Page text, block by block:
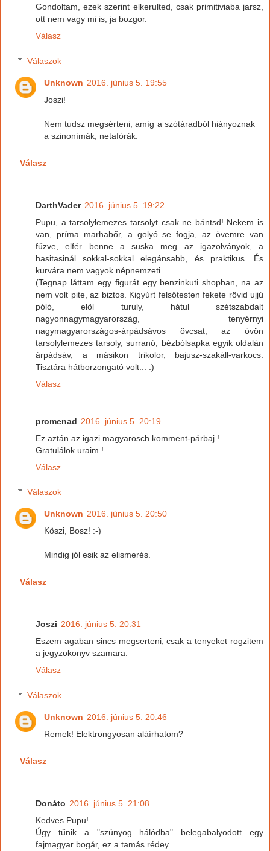
Gondoltam, ezek szerint elkerulted, csak primitiviaba jarsz,
ott nem vagy mi is, ja bozgor.
Válasz
Válaszok
Unknown 2016. június 5. 19:55
Joszi!
Nem tudsz megsérteni, amíg a szótáradból hiányoznak
a szinonímák, netafórák.
Válasz
DarthVader 2016. június 5. 19:22
Pupu, a tarsolylemezes tarsolyt csak ne bántsd! Nekem is
van, príma marhabőr, a golyó se fogja, az övemre van
fűzve, elfér benne a suska meg az igazolványok, a
hasitasinál sokkal-sokkal elegánsabb, és praktikus. És
kurvára nem vagyok népnemzeti.
(Tegnap láttam egy figurát egy benzinkuti shopban, na az
nem volt pite, az biztos. Kigyúrt felsőtesten fekete rövid ujjú
póló, elöl turuly, hátul szétszabdalt
nagyonnagymagyarország, tenyérnyi
nagymagyarországos-árpádsávos övcsat, az övön
tarsolylemezes tarsoly, surranó, bézbólsapka egyik oldalán
árpádsáv, a másikon trikolor, bajusz-szakáll-varkocs.
Tisztára hátborzongató volt... :)
Válasz
promenad 2016. június 5. 20:19
Ez aztán az igazi magyarosch komment-párbaj !
Gratulálok uraim !
Válasz
Válaszok
Unknown 2016. június 5. 20:50
Köszi, Bosz! :-)
Mindig jól esik az elismerés.
Válasz
Joszi 2016. június 5. 20:31
Eszem agaban sincs megserteni, csak a tenyeket rogzitem
a jegyzokonyv szamara.
Válasz
Válaszok
Unknown 2016. június 5. 20:46
Remek! Elektrongyosan aláírhatom?
Válasz
Donáto 2016. június 5. 21:08
Kedves Pupu!
Úgy tűnik a "szúnyog hálódba" belegabalyodott egy
fajmagyar bogár, ez a tamás rédey.